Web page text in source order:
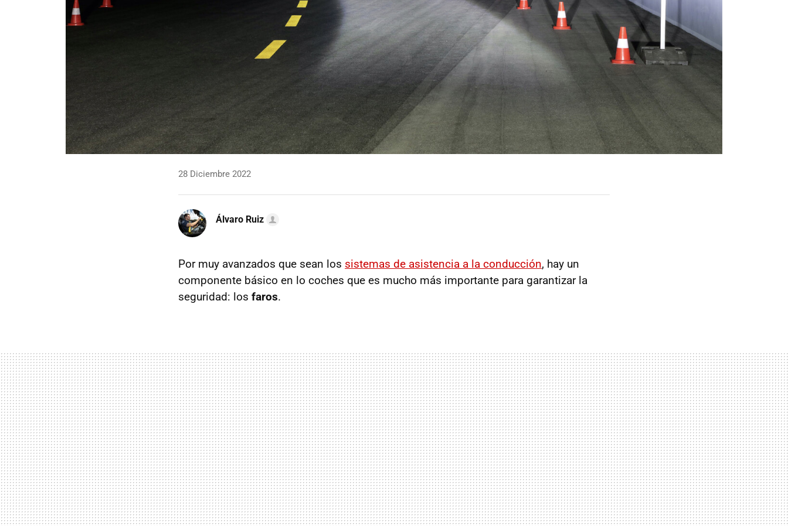
28 Diciembre 2022
Álvaro Ruiz
Por muy avanzados que sean los sistemas de asistencia a la conducción, hay un
componente básico en lo coches que es mucho más importante para garantizar la
seguridad: los faros.